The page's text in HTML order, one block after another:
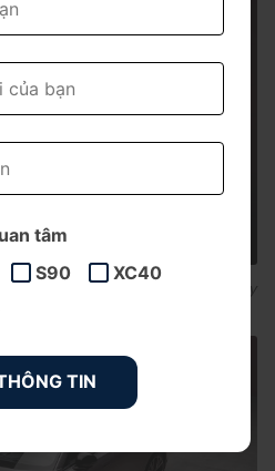
có quá nhiều đường gân mạnh hay
tạp cảm giác cực kì tinh giản
tâm
S90
XC40